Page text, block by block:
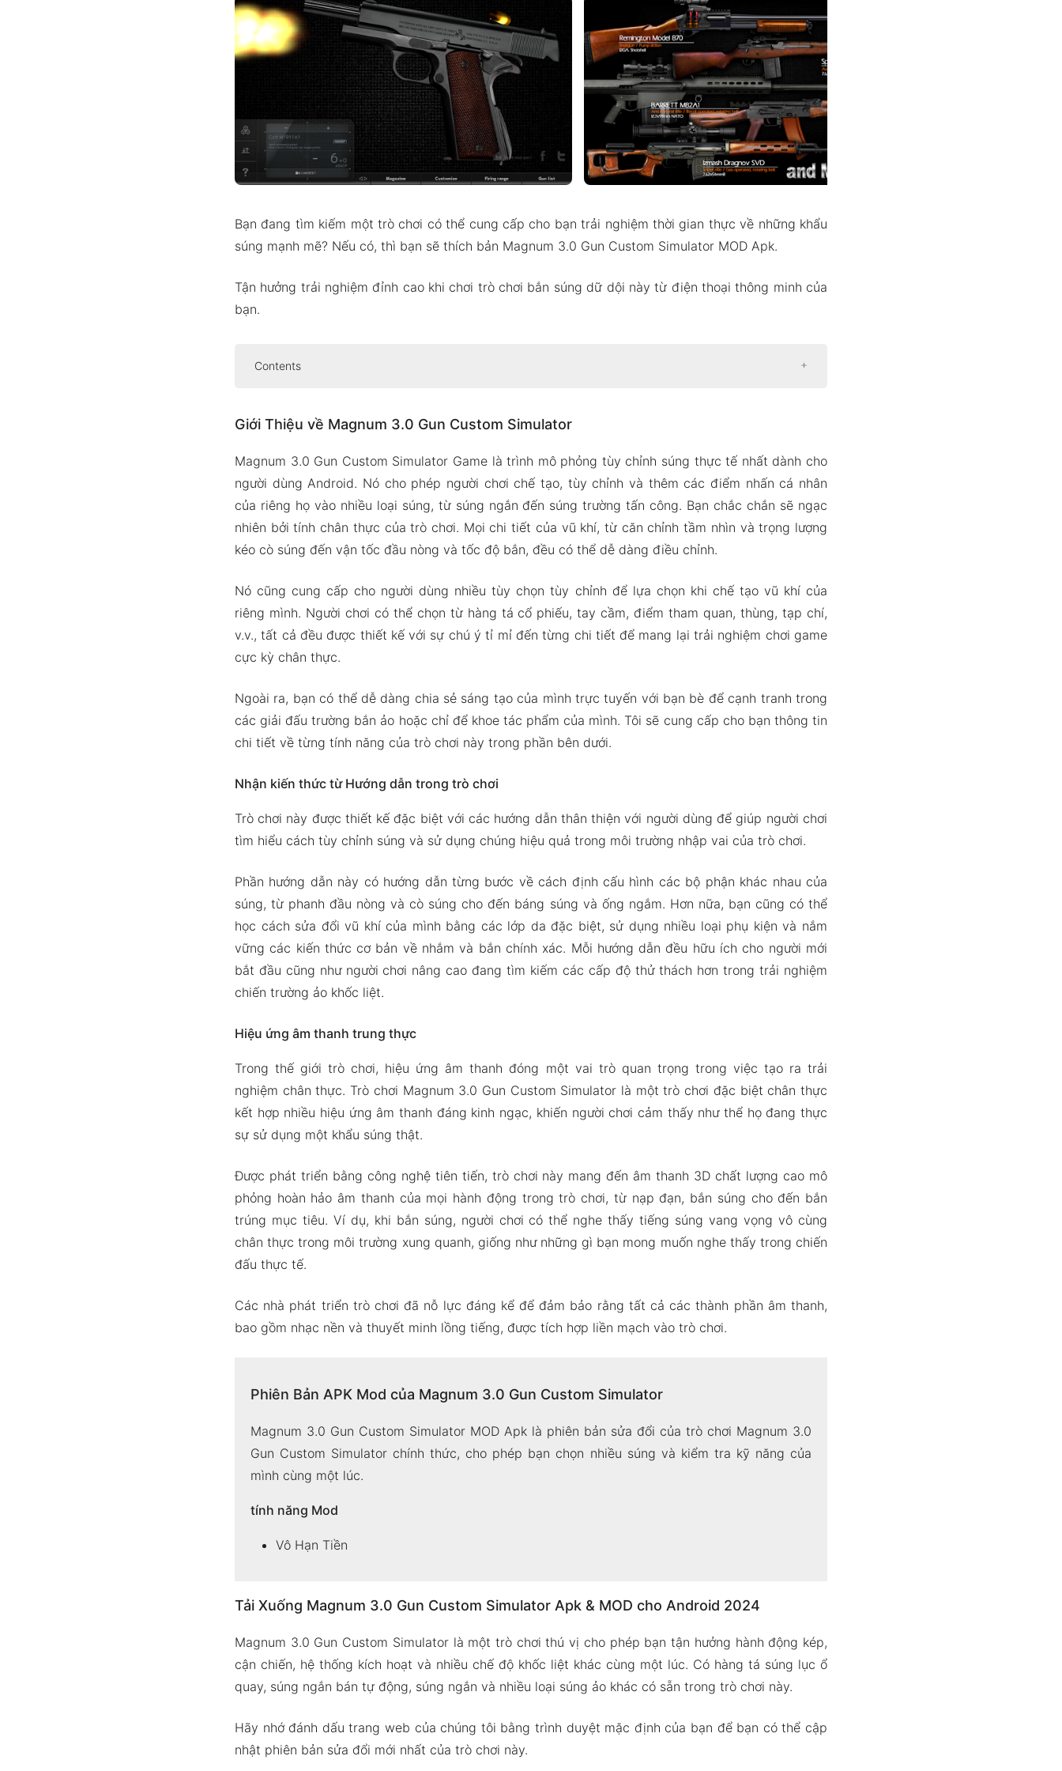
Bạn đang tìm kiếm một trò chơi có thể cung cấp cho bạn trải nghiệm thời gian thực về những khẩu
súng mạnh mẽ? Nếu có, thì bạn sẽ thích bản Magnum 3.0 Gun Custom Simulator MOD Apk.
Tận hưởng trải nghiệm đỉnh cao khi chơi trò chơi bắn súng dữ dội này từ điện thoại thông minh của
bạn.
Contents
Nhận kiến thức từ Hướng dẫn trong trò chơi
Phiên Bản APK Mod của Magnum 3.0 Gun Custom Simulator
tính năng Mod
Tải Xuống Magnum 3.0 Gun Custom Simulator Apk & MOD cho Android 2024
Giới Thiệu về Magnum 3.0 Gun Custom Simulator
Magnum 3.0 Gun Custom Simulator Game là trình mô phỏng tùy chỉnh súng thực tế nhất dành cho
người dùng Android. Nó cho phép người chơi chế tạo, tùy chỉnh và thêm các điểm nhấn cá nhân
của riêng họ vào nhiều loại súng, từ súng ngắn đến súng trường tấn công. Bạn chắc chắn sẽ ngạc
nhiên bởi tính chân thực của trò chơi. Mọi chi tiết của vũ khí, từ căn chỉnh tầm nhìn và trọng lượng
kéo cò súng đến vận tốc đầu nòng và tốc độ bắn, đều có thể dễ dàng điều chỉnh.
Nó cũng cung cấp cho người dùng nhiều tùy chọn tùy chỉnh để lựa chọn khi chế tạo vũ khí của
riêng mình. Người chơi có thể chọn từ hàng tá cổ phiếu, tay cầm, điểm tham quan, thùng, tạp chí,
v.v., tất cả đều được thiết kế với sự chú ý tỉ mỉ đến từng chi tiết để mang lại trải nghiệm chơi game
cực kỳ chân thực.
Ngoài ra, bạn có thể dễ dàng chia sẻ sáng tạo của mình trực tuyến với bạn bè để cạnh tranh trong
các giải đấu trường bắn ảo hoặc chỉ để khoe tác phẩm của mình. Tôi sẽ cung cấp cho bạn thông tin
chi tiết về từng tính năng của trò chơi này trong phần bên dưới.
Nhận kiến thức từ Hướng dẫn trong trò chơi
Trò chơi này được thiết kế đặc biệt với các hướng dẫn thân thiện với người dùng để giúp người chơi
tìm hiểu cách tùy chỉnh súng và sử dụng chúng hiệu quả trong môi trường nhập vai của trò chơi.
Phần hướng dẫn này có hướng dẫn từng bước về cách định cấu hình các bộ phận khác nhau của
súng, từ phanh đầu nòng và cò súng cho đến báng súng và ống ngắm. Hơn nữa, bạn cũng có thể
học cách sửa đổi vũ khí của mình bằng các lớp da đặc biệt, sử dụng nhiều loại phụ kiện và nắm
vững các kiến thức cơ bản về nhắm và bắn chính xác. Mỗi hướng dẫn đều hữu ích cho người mới
bắt đầu cũng như người chơi nâng cao đang tìm kiếm các cấp độ thử thách hơn trong trải nghiệm
chiến trường ảo khốc liệt.
Hiệu ứng âm thanh trung thực
Trong thế giới trò chơi, hiệu ứng âm thanh đóng một vai trò quan trọng trong việc tạo ra trải
nghiệm chân thực. Trò chơi Magnum 3.0 Gun Custom Simulator là một trò chơi đặc biệt chân thực
kết hợp nhiều hiệu ứng âm thanh đáng kinh ngạc, khiến người chơi cảm thấy như thể họ đang thực
sự sử dụng một khẩu súng thật.
Được phát triển bằng công nghệ tiên tiến, trò chơi này mang đến âm thanh 3D chất lượng cao mô
phỏng hoàn hảo âm thanh của mọi hành động trong trò chơi, từ nạp đạn, bắn súng cho đến bắn
trúng mục tiêu. Ví dụ, khi bắn súng, người chơi có thể nghe thấy tiếng súng vang vọng vô cùng
chân thực trong môi trường xung quanh, giống như những gì bạn mong muốn nghe thấy trong chiến
đấu thực tế.
Các nhà phát triển trò chơi đã nỗ lực đáng kể để đảm bảo rằng tất cả các thành phần âm thanh,
bao gồm nhạc nền và thuyết minh lồng tiếng, được tích hợp liền mạch vào trò chơi.
Phiên Bản APK Mod của Magnum 3.0 Gun Custom Simulator
Magnum 3.0 Gun Custom Simulator MOD Apk là phiên bản sửa đổi của trò chơi Magnum 3.0
Gun Custom Simulator chính thức, cho phép bạn chọn nhiều súng và kiểm tra kỹ năng của
mình cùng một lúc.
tính năng Mod
Vô Hạn Tiền
Tải Xuống Magnum 3.0 Gun Custom Simulator Apk & MOD cho Android 2024
Magnum 3.0 Gun Custom Simulator là một trò chơi thú vị cho phép bạn tận hưởng hành động kép,
cận chiến, hệ thống kích hoạt và nhiều chế độ khốc liệt khác cùng một lúc. Có hàng tá súng lục ổ
quay, súng ngắn bán tự động, súng ngắn và nhiều loại súng ảo khác có sẵn trong trò chơi này.
Hãy nhớ đánh dấu trang web của chúng tôi bằng trình duyệt mặc định của bạn để bạn có thể cập
nhật phiên bản sửa đổi mới nhất của trò chơi này.